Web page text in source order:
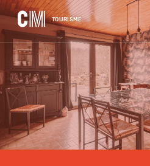
CM
Tourisme
NL
TOURISME
Navigation
principale
Zoeken
naar
een
activiteit,
een
accommodatie,
...